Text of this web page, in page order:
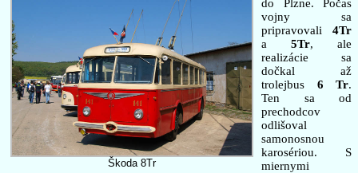
Škoda 8Tr
do Plzne. Počas
vojny sa
pripravovali 4Tr
a 5Tr, ale
realizácie sa
dočkal až
trolejbus 6 Tr.
Ten sa od
prechodcov
odlišoval
samonosnou
karosériou. S
miernymi